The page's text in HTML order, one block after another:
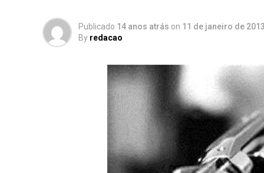
Publicado 14 anos atrás on 11 de janeiro de
By redacao